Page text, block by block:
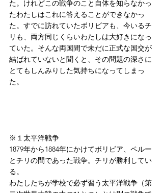
た。けれどこの戦争のこと自体を知らなかっ
たわたしはこれに答えることができなかっ
た。すでに訪れていたボリビアも、今いるチ
リも、両方同じくらいわたしは大好きになっ
ていた。そんな両国間で未だに正式な国交が
結ばれていないと聞くと、その問題の深さに
とてもしんみりした気持ちになってしまっ
た。
※１太平洋戦争
1879年から1884年にかけてボリビア、ペルー
とチリの間であった戦争。チリが勝利してい
る。
わたしたちが学校で必ず習う太平洋戦争（第